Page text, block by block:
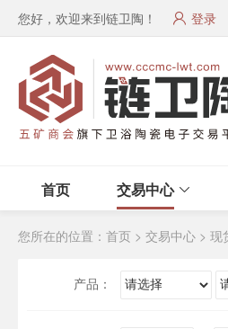
您好，欢迎来到链卫陶！ 登录
首页 交易中心
您所在的位置： 首页 > 交易中心 > 现
产品：